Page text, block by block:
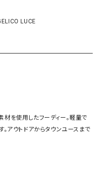
LUCE
を使用したフーディー。軽量で
。アウトドアからタウンユースまで